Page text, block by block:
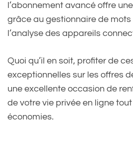
l’abonnement avancé offre
grâce au gestionnaire de mots
l’analyse des appareils
Quoi qu’il en soit, profiter de
exceptionnelles sur les offres
une excellente occasion de
de votre vie privée en ligne
économies.